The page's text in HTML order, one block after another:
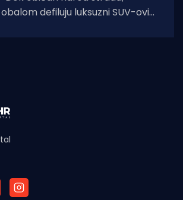
defiluju luksuzni SUV-ovi s